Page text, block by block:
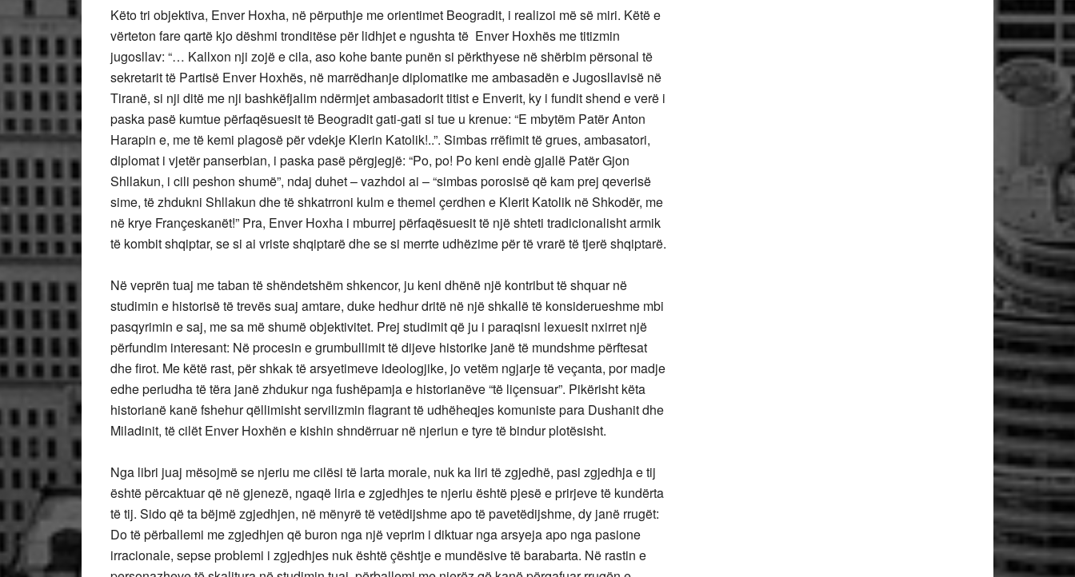
Këto tri objektiva, Enver Hoxha, në përputhje me orientimet Beogradit, i realizoi më së miri. Këtë e
vërteton fare qartë kjo dëshmi tronditëse për lidhjet e ngushta të Enver Hoxhës me titizmin
jugosllav: “… Kallxon nji zojë e cila, aso kohe bante punën si përkthyese në shërbim përsonal të
sekretarit të Partisë Enver Hoxhës, në marrëdhanje diplomatike me ambasadën e Jugosllavisë në
Tiranë, si nji ditë me nji bashkëfjalim ndërmjet ambasadorit titist e Enverit, ky i fundit shend e verë i
paska pasë kumtue përfaqësuesit të Beogradit gati-gati si tue u krenue: “E mbytëm Patër Anton
Harapin e, me të kemi plagosë për vdekje Klerin Katolik!..”. Simbas rrëfimit të grues, ambasatori,
diplomat i vjetër panserbian, i paska pasë përgjegjë: “Po, po! Po keni endè gjallë Patër Gjon
Shllakun, i cili peshon shumë”, ndaj duhet – vazhdoi ai – “simbas porosisë që kam prej qeverisë
sime, të zhdukni Shllakun dhe të shkatrroni kulm e themel çerdhen e Klerit Katolik në Shkodër, me
në krye Françeskanët!” Pra, Enver Hoxha i mburrej përfaqësuesit të një shteti tradicionalisht armik
të kombit shqiptar, se si ai vriste shqiptarë dhe se si merrte udhëzime për të vrarë të tjerë shqiptarë.
Në veprën tuaj me taban të shëndetshëm shkencor, ju keni dhënë një kontribut të shquar në
studimin e historisë të trevës suaj amtare, duke hedhur dritë në një shkallë të konsiderueshme mbi
pasqyrimin e saj, me sa më shumë objektivitet. Prej studimit që ju i paraqisni lexuesit nxirret një
përfundim interesant: Në procesin e grumbullimit të dijeve historike janë të mundshme përftesat
dhe firot. Me këtë rast, për shkak të arsyetimeve ideologjike, jo vetëm ngjarje të veçanta, por madje
edhe periudha të tëra janë zhdukur nga fushëpamja e historianëve “të liçensuar”. Pikërisht këta
historianë kanë fshehur qëllimisht servilizmin flagrant të udhëheqjes komuniste para Dushanit dhe
Miladinit, të cilët Enver Hoxhën e kishin shndërruar në njeriun e tyre të bindur plotësisht.
Nga libri juaj mësojmë se njeriu me cilësi të larta morale, nuk ka liri të zgjedhë, pasi zgjedhja e tij
është përcaktuar që në gjenezë, ngaqë liria e zgjedhjes te njeriu është pjesë e prirjeve të kundërta
të tij. Sido që ta bëjmë zgjedhjen, në mënyrë të vetëdijshme apo të pavetëdijshme, dy janë rrugët:
Do të përballemi me zgjedhjen që buron nga një veprim i diktuar nga arsyeja apo nga pasione
irracionale, sepse problemi i zgjedhjes nuk është çështje e mundësive të barabarta. Në rastin e